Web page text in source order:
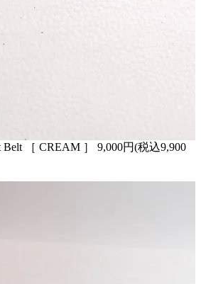
［ CREAM ］ 9,000円(税込9,900